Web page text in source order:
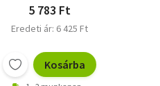
5 783 Ft
Eredeti ár: 6 425 Ft
Kosárba